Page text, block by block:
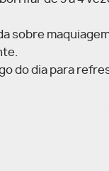
sobre
do dia para